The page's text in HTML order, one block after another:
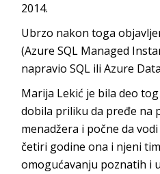
2014.
Ubrzo nakon toga
(Azure SQL Managed
napravio SQL ili Azure
Marija Lekić je bila deo
dobila priliku da pređe na
menadžera i počne da
četiri godine ona i njeni
omogućavanju poznatih i